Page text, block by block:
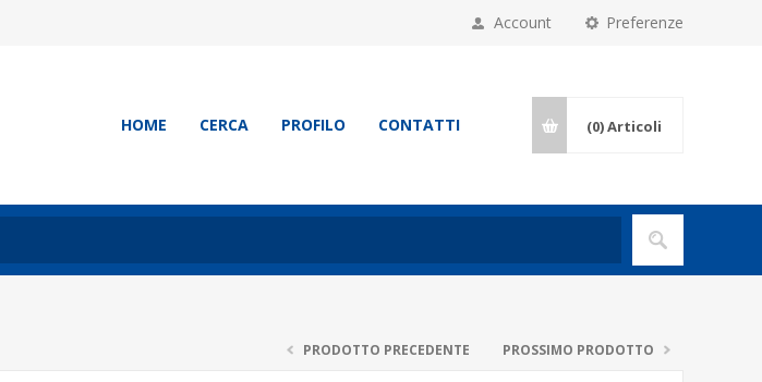
Preferenze
Account
HOME CERCA PROFILO CONTATTI (0)Articoli
PRODOTTO PRECEDENTE PROSSIMO PRODOTTO